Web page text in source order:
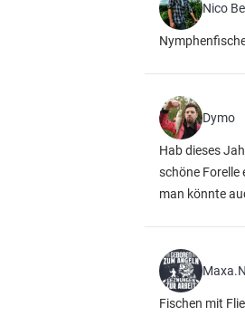
Nico
Dymo
Hab dieses
schöne Forelle
man könnte
Fischen mit